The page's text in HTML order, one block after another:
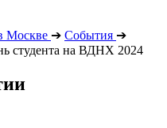
Москве ➔ События ➔
студента на ВДНХ 2024